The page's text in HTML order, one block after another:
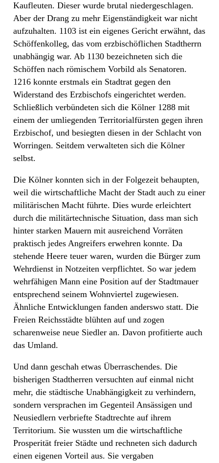
Kaufleuten. Dieser wurde brutal niedergeschlagen.
Aber der Drang zu mehr Eigenständigkeit war nicht
aufzuhalten. 1103 ist ein eigenes Gericht erwähnt, das
Schöffenkolleg, das vom erzbischöflichen Stadtherrn
unabhängig war. Ab 1130 bezeichneten sich die
Schöffen nach römischem Vorbild als Senatoren.
1216 konnte erstmals ein Stadtrat gegen den
Widerstand des Erzbischofs eingerichtet werden.
Schließlich verbündeten sich die Kölner 1288 mit
einem der umliegenden Territorialfürsten gegen ihren
Erzbischof, und besiegten diesen in der Schlacht von
Worringen. Seitdem verwalteten sich die Kölner
selbst.
Die Kölner konnten sich in der Folgezeit behaupten,
weil die wirtschaftliche Macht der Stadt auch zu einer
militärischen Macht führte. Dies wurde erleichtert
durch die militärtechnische Situation, dass man sich
hinter starken Mauern mit ausreichend Vorräten
praktisch jedes Angreifers erwehren konnte. Da
stehende Heere teuer waren, wurden die Bürger zum
Wehrdienst in Notzeiten verpflichtet. So war jedem
wehrfähigen Mann eine Position auf der Stadtmauer
entsprechend seinem Wohnviertel zugewiesen.
Ähnliche Entwicklungen fanden anderswo statt. Die
Freien Reichsstädte blühten auf und zogen
scharenweise neue Siedler an. Davon profitierte auch
das Umland.
Und dann geschah etwas Überraschendes. Die
bisherigen Stadtherren versuchten auf einmal nicht
mehr, die städtische Unabhängigkeit zu verhindern,
sondern versprachen im Gegenteil Ansässigen und
Neusiedlern verbriefte Stadtrechte auf ihrem
Territorium. Sie wussten um die wirtschaftliche
Prosperität freier Städte und rechneten sich dadurch
einen eigenen Vorteil aus. Sie vergaben